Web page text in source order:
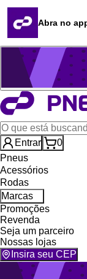
Quero revender
Blog
Whatsapp (16) 99764-
Televendas (47)
Entrar
0
Pneus
Acessórios
Rodas
Marcas
Promoções
Revenda
Seja um parceiro
Nossas lojas
Insira seu CEP
Abra no